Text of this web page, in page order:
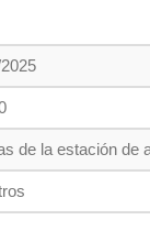
de la estación de